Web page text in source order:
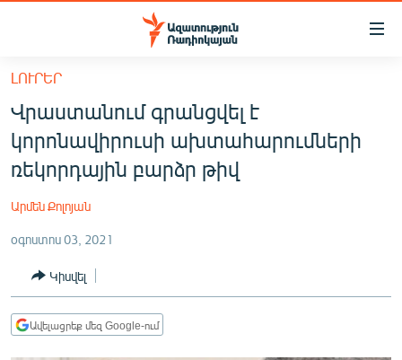
Մատչելիության
հիմնական
բովանդակությանը
Անցնել
հիմնական
մենյուին
ՀԱՅԱՍՏԱՆ
ՔԱՂԱՔԱԿԱՆ
ՏՆՏԵՍՈՒԹՅՈՒՆ
ՂԱՐԱԲԱՂ
ԼՈՒՐԵՐ
Վրաստանում գրանցվել է
կորոնավիրուսի ախտահարումների
ռեկորդային բարձր թիվ
Արմեն Քոլոյան
օգոստոս 03, 2021
Կիսվել
Ավելացրեք մեզ Google-ում